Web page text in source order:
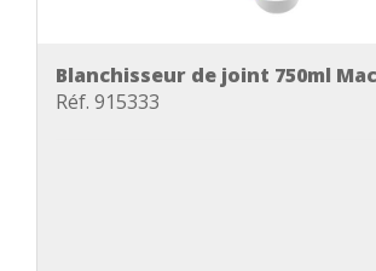
Blanchisseur de joint 750ml
Réf. 915333